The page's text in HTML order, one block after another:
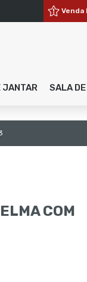
Venda
JANTAR SALA
COM